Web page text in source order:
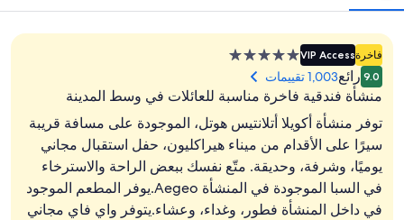
حمّام سباحة خارجي
فاخرةVIP Accessمنشأة
فندقية
مصنفة
5.0
نجوم
9.0 رائع1,003 تقييمات
منشأة فندقية فاخرة مناسبة للعائلات في وسط المدينة
توفر منشأة أكويلا أتلانتيس هوتل، الموجودة على مسافة قريبة
سيرًا على الأقدام من ميناء هيراكليون، حفل استقبال مجاني
يوميًا، وشرفة، وحديقة. متّع نفسك ببعض الراحة والاسترخاء
في السبا الموجودة في المنشأة Aegeo.يوفر المطعم الموجود
في داخل المنشأة فطور، وغداء، وعشاء.يتوفر واي فاي مجاني